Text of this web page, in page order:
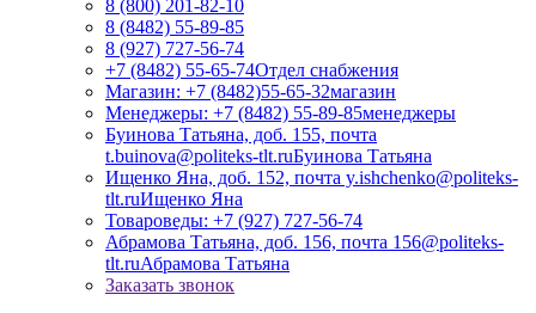
8 (800) 201-82-10
8 (8482) 55-89-85
8 (927) 727-56-74
+7 (8482) 55-65-74Отдел снабжения
Магазин: +7 (8482)55-65-32магазин
Менеджеры: +7 (8482) 55-89-85менеджеры
Буинова Татьяна, доб. 155, почта
t.buinova@politeks-tlt.ruБуинова Татьяна
Ищенко Яна, доб. 152, почта y.ishchenko@politeks-
tlt.ruИщенко Яна
Товароведы: +7 (927) 727-56-74
Абрамова Татьяна, доб. 156, почта 156@politeks-
tlt.ruАбрамова Татьяна
Заказать звонок